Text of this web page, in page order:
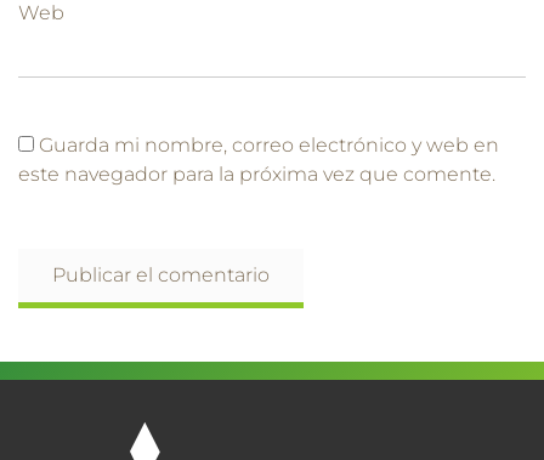
Web
Guarda mi nombre, correo electrónico y web en
este navegador para la próxima vez que comente.